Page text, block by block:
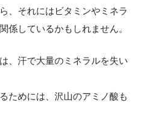
、それにはビタミンやミネラ
係しているかもしれません。
、汗で大量のミネラルを失い
ためには、沢山のアミノ酸も